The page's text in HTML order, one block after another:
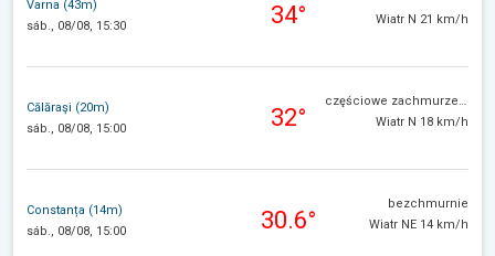
Varna (43m)
sáb., 08/08, 15:30
34°
Wiatr N 21 km/h
Călăraşi (20m)
sáb., 08/08, 15:00
32°
częściowe zachmurzenie
Wiatr N 18 km/h
Constanța (14m)
sáb., 08/08, 15:00
30.6°
bezchmurnie
Wiatr NE 14 km/h